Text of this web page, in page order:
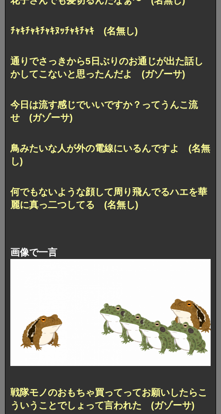
ﾁｬｷﾁｬｷﾁｬｷﾇｯﾁｬｷﾁｬｷ (名無し)
通りでさっきから5日ぶりのお通じが出た話し
かしてこないと思ったんだよ (ガゾーサ)
今日は流す感じでいいですか？ってうんこ流
せ (ガゾーサ)
鳥みたいな人が外の電線にいるんですよ (名無
し)
何でもないような顔して周り飛んでるハエを華
麗に真っ二つしてる (名無し)
画像で一言
戦隊モノのおもちゃ買ってってお願いしたらこ
ういうことでしょって言われた (ガゾーサ)